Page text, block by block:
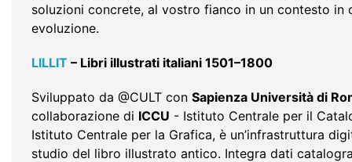
soluzioni concrete, al vostro fianco in un contesto in
evoluzione.
LILLIT – Libri illustrati italiani 1501–1800
Sviluppato da @CULT con Sapienza Università di
collaborazione di ICCU - Istituto Centrale per il
Istituto Centrale per la Grafica, è un’infrastruttura
studio del libro illustrato antico. Integra dati